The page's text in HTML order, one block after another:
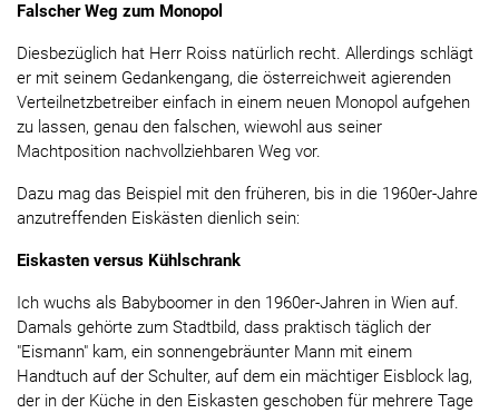
Falscher Weg zum Monopol
Diesbezüglich hat Herr Roiss natürlich recht. Allerdings schlägt
er mit seinem Gedankengang, die österreichweit agierenden
Verteilnetzbetreiber einfach in einem neuen Monopol aufgehen
zu lassen, genau den falschen, wiewohl aus seiner
Machtposition nachvollziehbaren Weg vor.
Dazu mag das Beispiel mit den früheren, bis in die 1960er-Jahre
anzutreffenden Eiskästen dienlich sein:
Eiskasten versus Kühlschrank
Ich wuchs als Babyboomer in den 1960er-Jahren in Wien auf.
Damals gehörte zum Stadtbild, dass praktisch täglich der
"Eismann" kam, ein sonnengebräunter Mann mit einem
Handtuch auf der Schulter, auf dem ein mächtiger Eisblock lag,
der in der Küche in den Eiskasten geschoben für mehrere Tage